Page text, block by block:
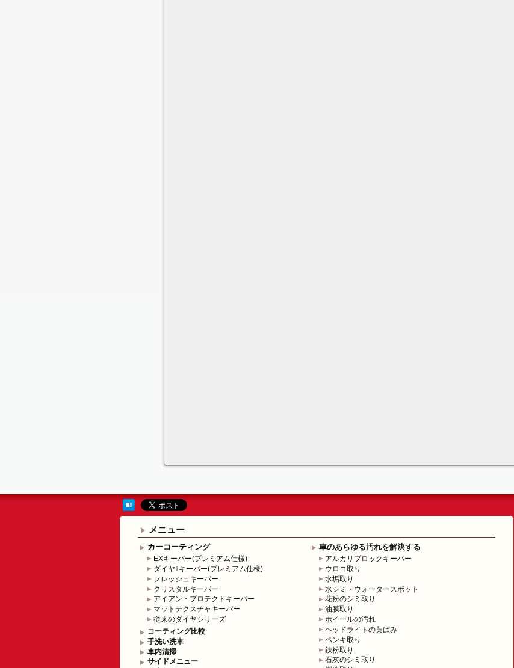
メニュー
カーコーティング
EXキーパー(プレミアム仕様)
ダイヤⅡキーパー(プレミアム仕様)
フレッシュキーパー
クリスタルキーパー
アイアン・プロテクトキーパー
マットテクスチャキーパー
従来のダイヤシリーズ
コーティング比較
手洗い洗車
車内清掃
サイドメニュー
車のあらゆる汚れを解決する
アルカリブロックキーパー
ウロコ取り
水垢取り
水シミ・ウォータースポット
花粉のシミ取り
油膜取り
ホイールの汚れ
ヘッドライトの黄ばみ
ペンキ取り
鉄粉取り
石灰のシミ取り